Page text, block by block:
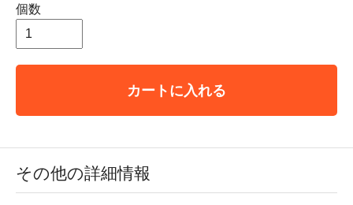
個数
カートに入れる
その他の詳細情報